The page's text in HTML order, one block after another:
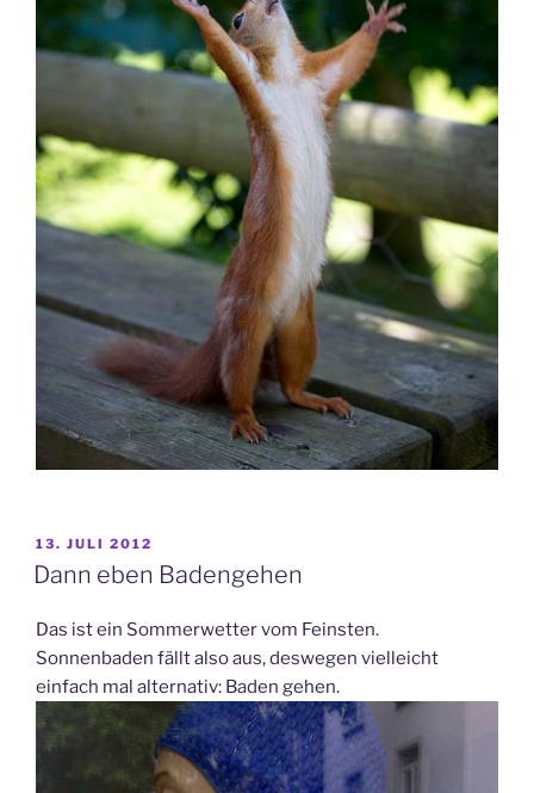
VERÖFFENTLICHT
AM
13. JULI 2012
Dann eben Badengehen
Das ist ein Sommerwetter vom Feinsten.
Sonnenbaden fällt also aus, deswegen vielleicht
einfach mal alternativ: Baden gehen.